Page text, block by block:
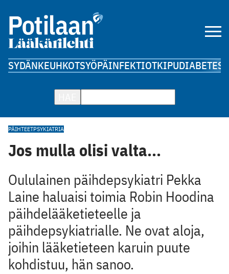
SYDÄNKEUHKOTSYÖPÄINFEKTIOTKIPUDIABETES
PÄIHTEETPSYKIATRIA
Jos mulla olisi valta...
Oululainen päihdepsykiatri Pekka
Laine haluaisi toimia Robin Hoodina
päihdelääketieteelle ja
päihdepsykiatrialle. Ne ovat aloja,
joihin lääketieteen karuin puute
kohdistuu, hän sanoo.